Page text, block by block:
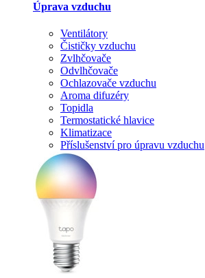
Úprava vzduchu
Ventilátory
Čističky vzduchu
Zvlhčovače
Odvlhčovače
Ochlazovače vzduchu
Aroma difuzéry
Topidla
Termostatické hlavice
Klimatizace
Příslušenství pro úpravu vzduchu